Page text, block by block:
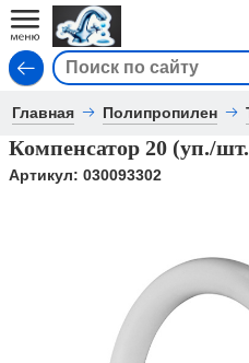
Главная Полипропилен
Компенсатор 20 (уп./
Артикул: 030093302